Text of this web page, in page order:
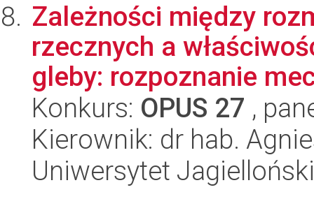
Zależności między
rzecznych a
gleby: rozpoznanie
Konkurs: OPUS 27 ,
Kierownik: dr hab.
Uniwersytet Jagielloński